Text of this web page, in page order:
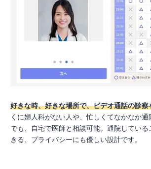
好きな時、好きな場所で、ビデオ通話の診察
くに婦人科がない人や、忙しくてなかなか通
でも、自宅で医師と相談可能。通院してい
きる、プライバシーにも優しい設計です。